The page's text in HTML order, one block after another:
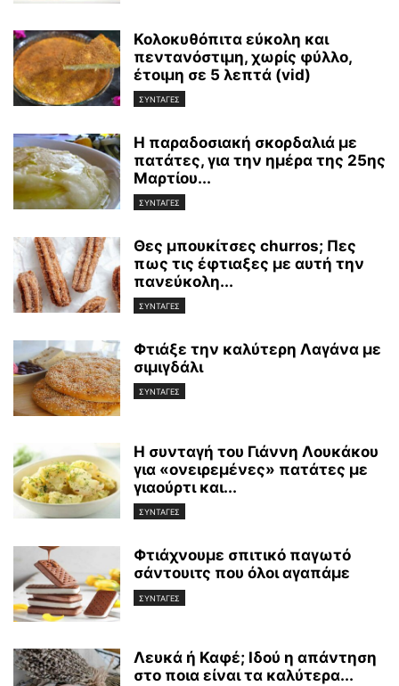
Κολοκυθόπιτα εύκολη και
πεντανόστιμη, χωρίς φύλλο,
έτοιμη σε 5 λεπτά (vid)
ΣΥΝΤΑΓΕΣ
Η παραδοσιακή σκορδαλιά με
πατάτες, για την ημέρα της 25ης
Μαρτίου...
ΣΥΝΤΑΓΕΣ
Θες μπουκίτσες churros; Πες
πως τις έφτιαξες με αυτή την
πανεύκολη...
ΣΥΝΤΑΓΕΣ
Φτιάξε την καλύτερη Λαγάνα με
σιμιγδάλι
ΣΥΝΤΑΓΕΣ
Η συνταγή του Γιάννη Λουκάκου
για «ονειρεμένες» πατάτες με
γιαούρτι και...
ΣΥΝΤΑΓΕΣ
Φτιάχνουμε σπιτικό παγωτό
σάντουιτς που όλοι αγαπάμε
ΣΥΝΤΑΓΕΣ
Λευκά ή Καφέ; Ιδού η απάντηση
στο ποια είναι τα καλύτερα...